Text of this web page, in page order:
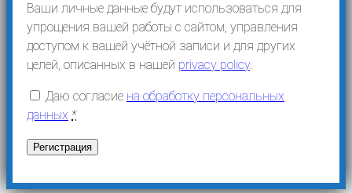
Ваши личные данные будут использоваться для
упрощения вашей работы с сайтом, управления
доступом к вашей учётной записи и для других
целей, описанных в нашей privacy policy.
Даю согласие на обработку персональных
данных *
Регистрация